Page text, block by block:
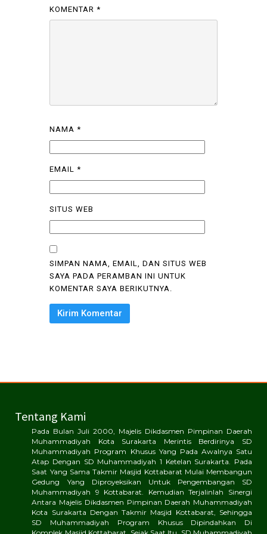
KOMENTAR *
NAMA *
EMAIL *
SITUS WEB
SIMPAN NAMA, EMAIL, DAN SITUS WEB
SAYA PADA PERAMBAN INI UNTUK
KOMENTAR SAYA BERIKUTNYA.
Tentang Kami
Pada Bulan Juli 2000, Majelis Dikdasmen Pimpinan Daerah
Muhammadiyah Kota Surakarta Merintis Berdirinya SD
Muhammadiyah Program Khusus Yang Pada Awalnya Satu
Atap Dengan SD Muhammadiyah 1 Ketelan Surakarta. Pada
Saat Yang Sama Takmir Masjid Kottabarat Mulai Membangun
Gedung Yang Diproyeksikan Untuk Pengembangan SD
Muhammadiyah 9 Kottabarat. Kemudian Terjalinlah Sinergi
Antara Majelis Dikdasmen Pimpinan Daerah Muhammadiyah
Kota Surakarta Dengan Takmir Masjid Kottabarat, Sehingga
SD Muhammadiyah Program Khusus Dipindahkan Di